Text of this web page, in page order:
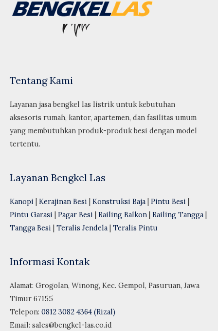
Tentang Kami
Layanan jasa bengkel las listrik untuk kebutuhan
aksesoris rumah, kantor, apartemen, dan fasilitas umum
yang membutuhkan produk-produk besi dengan model
tertentu.
Layanan Bengkel Las
Kanopi | Kerajinan Besi | Konstruksi Baja | Pintu Besi |
Pintu Garasi | Pagar Besi | Railing Balkon | Railing Tangga |
Tangga Besi | Teralis Jendela | Teralis Pintu
Informasi Kontak
Alamat: Grogolan, Winong, Kec. Gempol, Pasuruan, Jawa
Timur 67155
Telepon: 0812 3082 4364 (Rizal)
Email: sales@bengkel-las.co.id